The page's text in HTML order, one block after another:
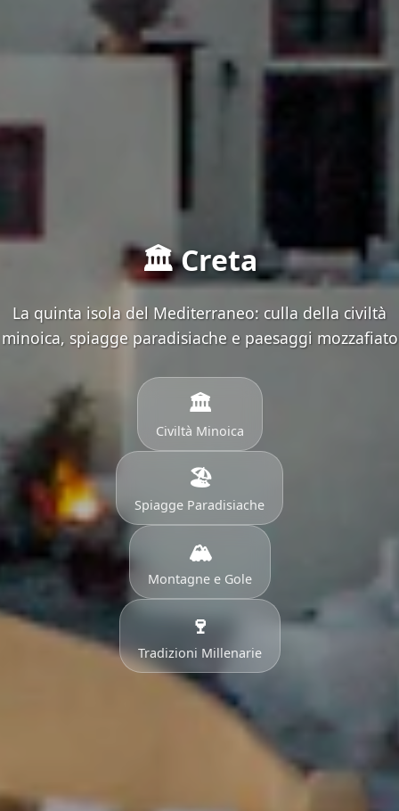
🏛️ Creta
La quinta isola del Mediterraneo: culla della civiltà
minoica, spiagge paradisiache e paesaggi mozzafiato
🏛️
Civiltà Minoica
🏖️
Spiagge Paradisiache
🏔️
Montagne e Gole
🍷
Tradizioni Millenarie